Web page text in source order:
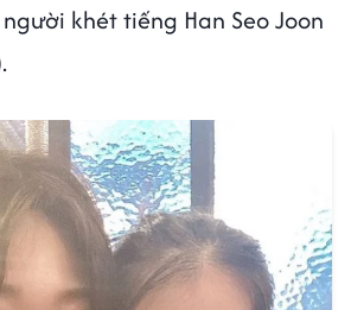
khét tiếng Han Seo Joon